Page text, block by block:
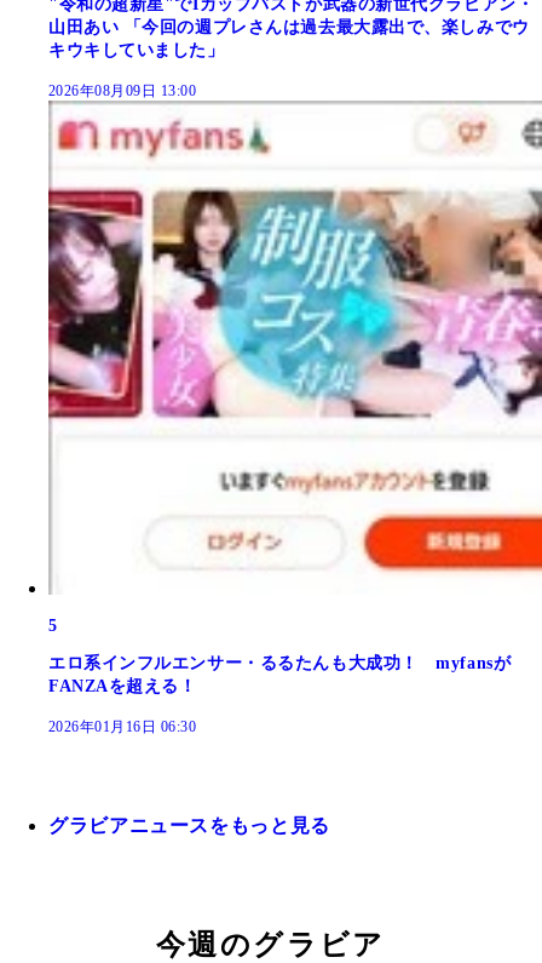
"令和の超新星"でIカップバストが武器の新世代グラビアン・
山田あい 「今回の週プレさんは過去最大露出で、楽しみでウ
キウキしていました」
2026年08月09日 13:00
5
エロ系インフルエンサー・るるたんも大成功！ myfansが
FANZAを超える！
2026年01月16日 06:30
グラビアニュースをもっと見る
今週のグラビア